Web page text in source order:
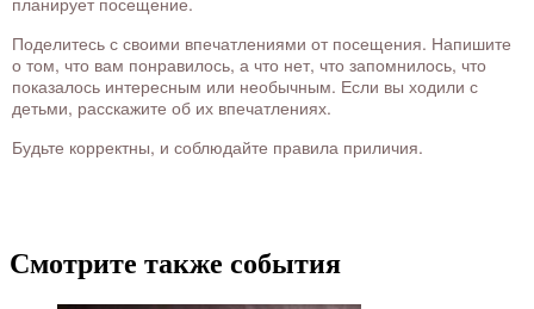
Поделитесь с своими впечатлениями от посещения. Напишите
о том, что вам понравилось, а что нет, что запомнилось, что
показалось интересным или необычным. Если вы ходили с
детьми, расскажите об их впечатлениях.
Будьте корректны, и соблюдайте правила приличия.
Смотрите также события